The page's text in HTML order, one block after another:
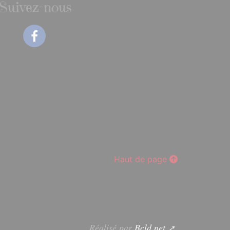
Suivez-nous
Haut de page
Réalisé par Bcld.net